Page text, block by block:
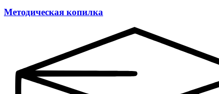
Методическая копилка